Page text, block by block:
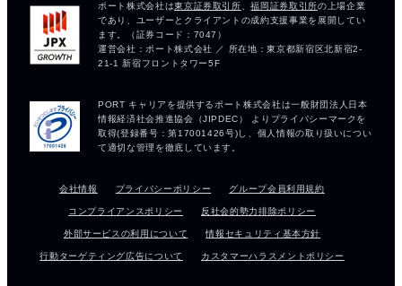
会社情報 プライバシーポリシー グループ会員利用規約
コンプライアンスポリシー 反社会的勢力排除ポリシー
外部サービスの利用について 情報セキュリティ基本方針
行動ターゲティング広告について カスタマーハラスメントポリシー